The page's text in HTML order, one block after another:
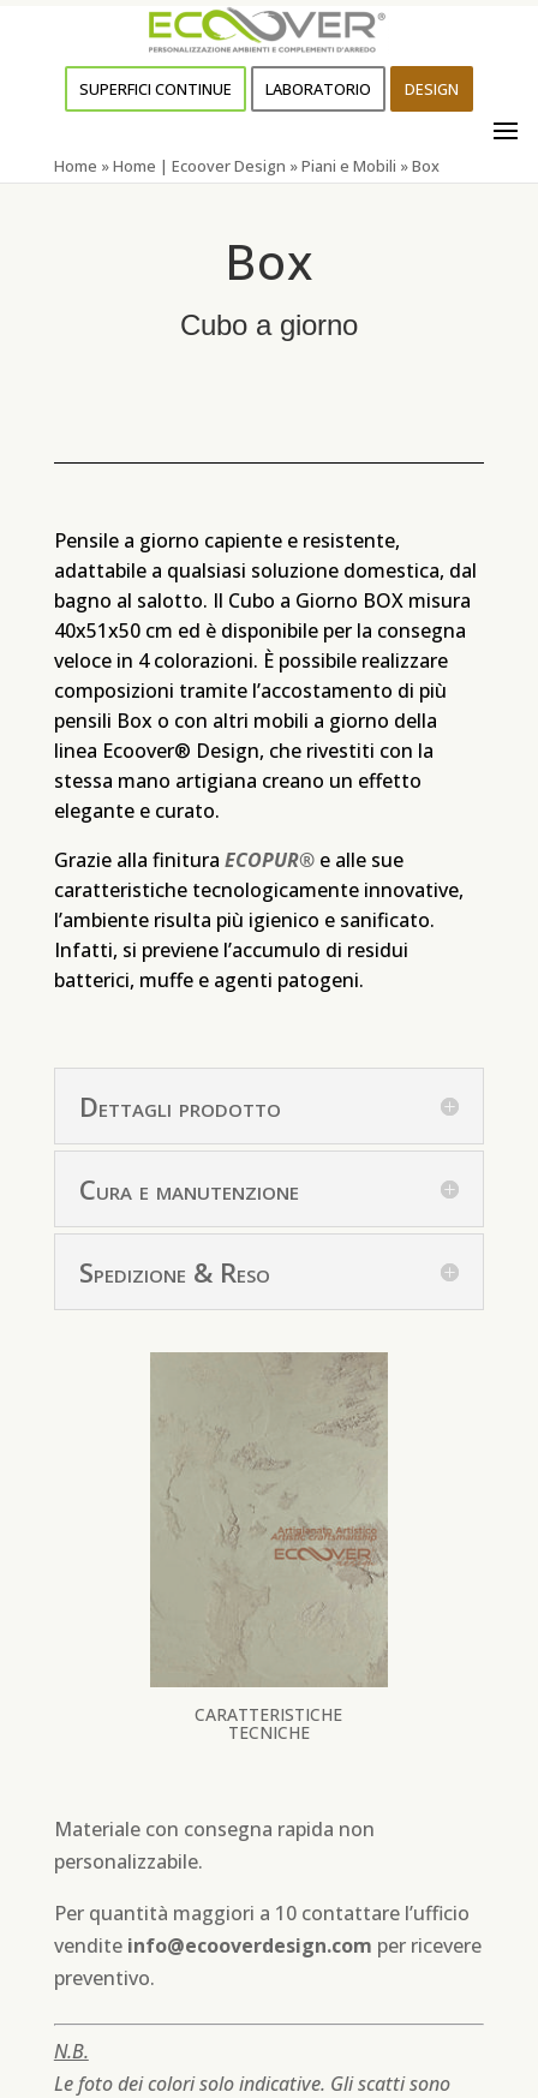
SUPERFICI CONTINUE LABORATORIO DESIGN
Home »Home | Ecoover Design »Piani e Mobili »Box
Box
Cubo a giorno
Pensile a giorno capiente e resistente,
adattabile a qualsiasi soluzione domestica, dal
bagno al salotto. Il Cubo a Giorno BOX misura
40x51x50 cm ed è disponibile per la consegna
veloce in 4 colorazioni. È possibile realizzare
composizioni tramite l’accostamento di più
pensili Box o con altri mobili a giorno della
linea Ecoover® Design, che rivestiti con la
stessa mano artigiana creano un effetto
elegante e curato.
Grazie alla finitura ECOPUR®e alle sue
caratteristiche tecnologicamente innovative,
l’ambiente risulta più igienico e sanificato.
Infatti, si previene l’accumulo di residui
batterici, muffe e agenti patogeni.
Dettagli prodotto
Cura e manutenzione
Spedizione & Reso
CARATTERISTICHE
TECNICHE
Materiale con consegna rapida non
personalizzabile.
Per quantità maggiori a 10 contattare l’ufficio
vendite info@ecooverdesign.com per ricevere
preventivo.
N.B.
Le foto dei colori solo indicative. Gli scatti sono